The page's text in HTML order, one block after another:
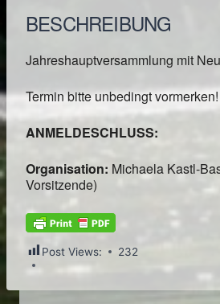
BESCHREIBUNG
Jahreshauptversammlung mit
Termin bitte unbedingt vormerken!
ANMELDESCHLUSS:
Organisation: Michaela Kastl-
Vorsitzende)
Post Views: 232